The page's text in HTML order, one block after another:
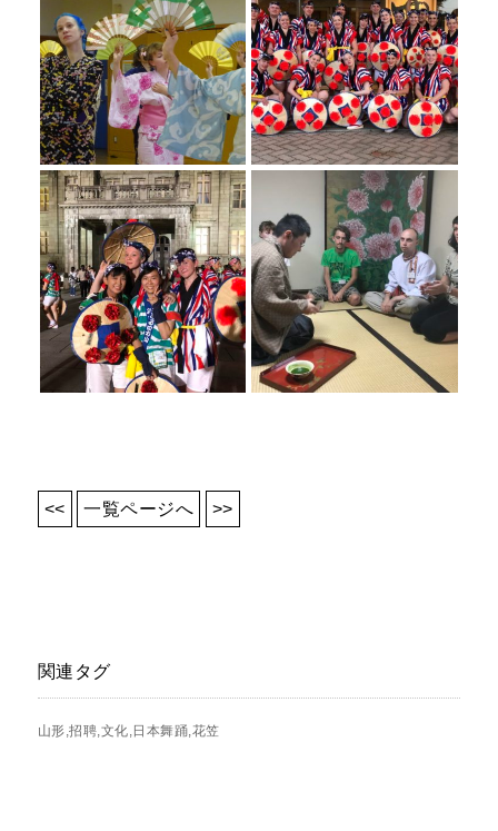
<< 一覧ページへ >>
関連タグ
山形 招聘 文化 日本舞踊 花笠